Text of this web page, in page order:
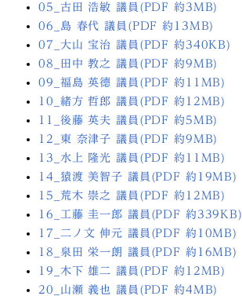
05_古田 浩敏 議員(PDF 約3MB)
06_島 春代 議員(PDF 約13MB)
07_大山 宝治 議員(PDF 約340KB)
08_田中 教之 議員(PDF 約9MB)
09_福島 英德 議員(PDF 約11MB)
10_緒方 哲郎 議員(PDF 約12MB)
11_後藤 英夫 議員(PDF 約5MB)
12_東 奈津子 議員(PDF 約9MB)
13_水上 隆光 議員(PDF 約11MB)
14_猿渡 美智子 議員(PDF 約19MB)
15_荒木 崇之 議員(PDF 約12MB)
16_工藤 圭一郎 議員(PDF 約339KB)
17_二ノ文 伸元 議員(PDF 約10MB)
18_泉田 栄一朗 議員(PDF 約16MB)
19_木下 雄二 議員(PDF 約12MB)
20_山瀬 義也 議員(PDF 約4MB)